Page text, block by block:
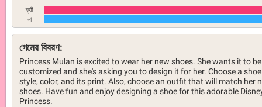
হ্যাঁ
না
গেমের বিবরণ:
Princess Mulan is excited to wear her new shoes. She wants it to be
customized and she's asking you to design it for her. Choose a shoe
style, color, and its print. Also, choose an outfit that will match her
shoes. Have fun and enjoy designing a shoe for this adorable
Princess.